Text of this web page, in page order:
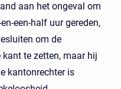
aan het ongeval om
een-half uur gereden,
om de
te zetten, maar hij
kantonrechter is